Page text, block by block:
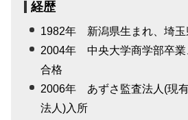
経歴
1982年 新潟県生まれ、埼玉
2004年 中央大学商学部卒業
合格
2006年 あずさ監査法人(現
法人)入所